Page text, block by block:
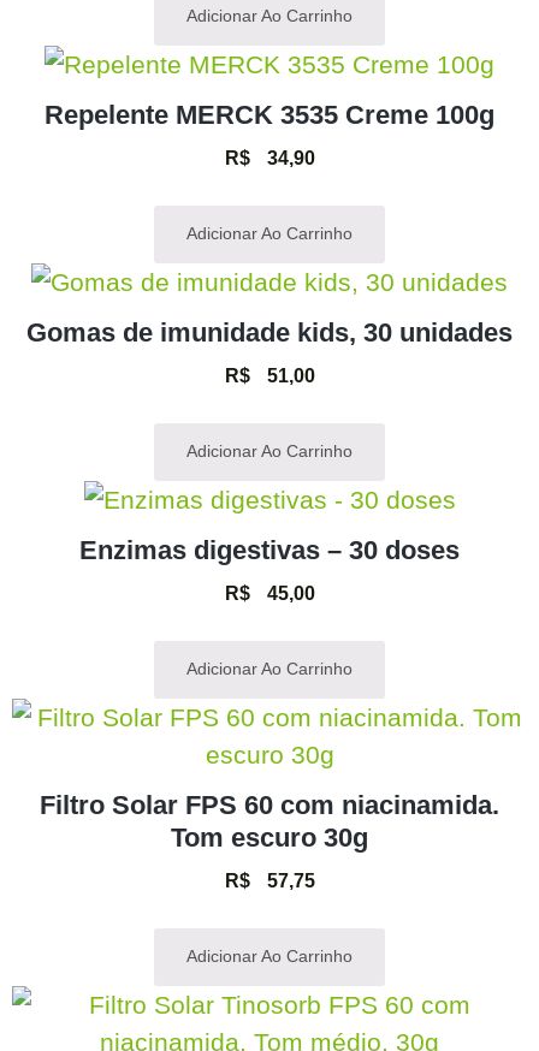
Adicionar Ao Carrinho
Repelente MERCK 3535 Creme 100g
R$34,90
Adicionar Ao Carrinho
Gomas de imunidade kids, 30 unidades
R$51,00
Adicionar Ao Carrinho
Enzimas digestivas – 30 doses
R$45,00
Adicionar Ao Carrinho
Filtro Solar FPS 60 com niacinamida.
Tom escuro 30g
R$57,75
Adicionar Ao Carrinho